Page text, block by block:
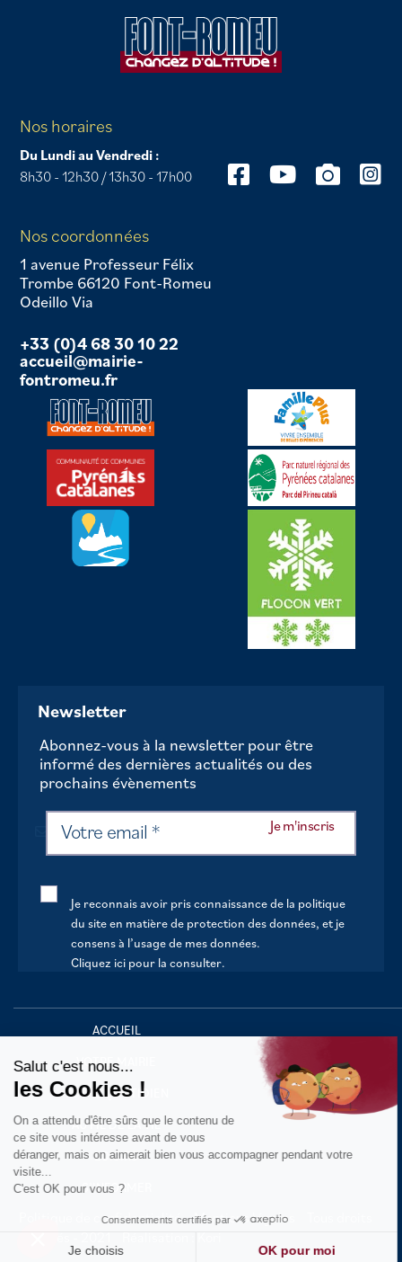
Nos horaires
Du Lundi au Vendredi :
8h30 - 12h30 / 13h30 - 17h00
Nos coordonnées
1 avenue Professeur Félix
Trombe 66120 Font-Romeu
Odeillo Via
+33 (0)4 68 30 10 22
accueil@mairie-
fontromeu.fr
Newsletter
Abonnez-vous à la newsletter pour être
informé des dernières actualités ou des
prochains évènements
Je reconnais avoir pris connaissance de la politique
du site en matière de protection des données, et je
consens à l’usage de mes données.
Cliquez ici pour la consulter.
ACCUEIL
VOTRE MAIRIE
VOTRE QUOTIDIEN
AU FIL DE LA VIE
LOISIRS
S’INFORMER
Politique de confidentialité Mentions légales
réservés - 2021
Réalisation : Kori
Salut c'est nous...
les Cookies !
On a attendu d'être sûrs que le contenu de
ce site vous intéresse avant de vous
déranger, mais on aimerait bien vous accompagner pendant votre
visite...
C'est OK pour vous ?
Consentements certifiés par
Je choisis OK pour moi